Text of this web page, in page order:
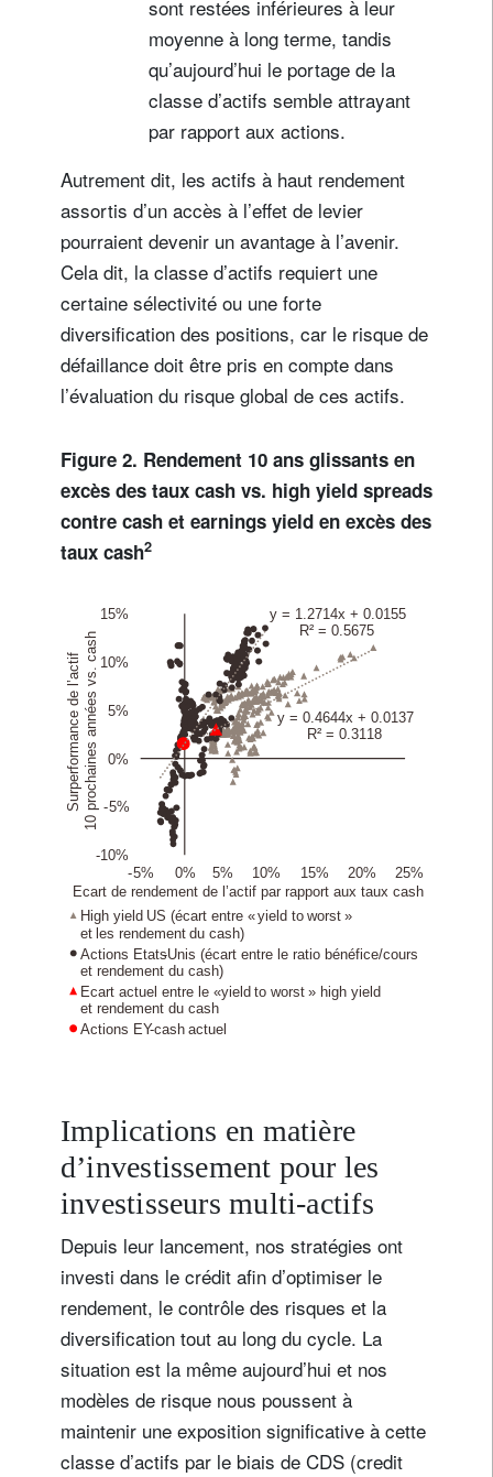
sont restées inférieures à leur
moyenne à long terme, tandis
qu’aujourd’hui le portage de la
classe d’actifs semble attrayant
par rapport aux actions.
Autrement dit, les actifs à haut rendement
assortis d’un accès à l’effet de levier
pourraient devenir un avantage à l’avenir.
Cela dit, la classe d’actifs requiert une
certaine sélectivité ou une forte
diversification des positions, car le risque de
défaillance doit être pris en compte dans
l’évaluation du risque global de ces actifs.
Figure 2. Rendement 10 ans glissants en
excès des taux cash vs. high yield spreads
contre cash et earnings yield en excès des
taux cash2
Implications en matière
d’investissement pour les
investisseurs multi-actifs
Depuis leur lancement, nos stratégies ont
investi dans le crédit afin d’optimiser le
rendement, le contrôle des risques et la
diversification tout au long du cycle. La
situation est la même aujourd’hui et nos
modèles de risque nous poussent à
maintenir une exposition significative à cette
classe d’actifs par le biais de CDS (credit